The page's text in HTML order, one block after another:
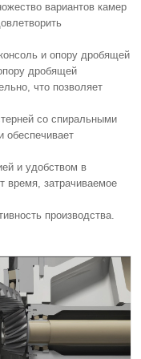
вариантов камер
и опору дробящей
дробящей
что позволяет
со спиральными
обеспечивает
и удобством в
время, затрачиваемое
производства.